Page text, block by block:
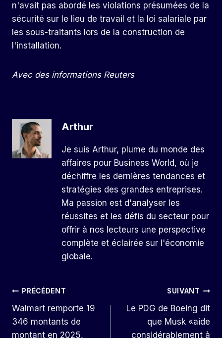
n'avait pas abordé les violations présumées de la
sécurité sur le lieu de travail et la loi salariale par
les sous-traitants lors de la construction de
l'installation.
Avec des informations Reuters
Arthur
Je suis Arthur, plume du monde des
affaires pour Business World, où je
déchiffre les dernières tendances et
stratégies des grandes entreprises.
Ma passion est d'analyser les
réussites et les défis du secteur pour
offrir à nos lecteurs une perspective
complète et éclairée sur l'économie
globale.
Navigation
De
L’article
PRÉCÉDENT
Walmart remporte 19
346 montants de
montant en 2025,
SUIVANT
Le PDG de Boeing dit
que Musk «aide
considérablement à